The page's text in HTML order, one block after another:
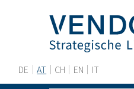
DE AT CH EN IT